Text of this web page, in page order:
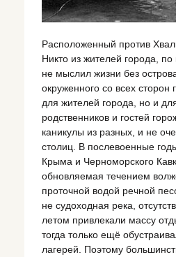
Расположенный против
Никто из жителей города,
не мыслил жизни без
окруженного со всех
для жителей города, но и
родственников и гостей
каникулы из разных, и не
столиц. В послевоенные
Крыма и Черноморского
обновляемая течением
проточной водой речной
не судоходная река,
летом привлекали массу
тогда только ещё
лагерей. Поэтому